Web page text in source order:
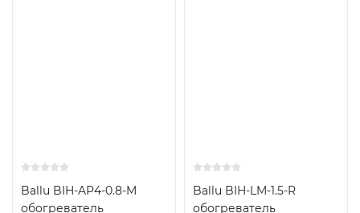
Ballu BIH-AP4-0.8-M
обогреватель
Ballu BIH-LM-1.5-R
обогреватель